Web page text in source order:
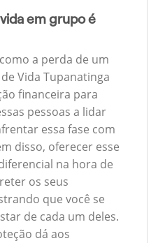
em grupo é
a perda de um
Vida Tupanatinga
financeira para
pessoas a lidar
essa fase com
disso, oferecer esse
na hora de
os seus
que você se
de cada um deles.
dá aos